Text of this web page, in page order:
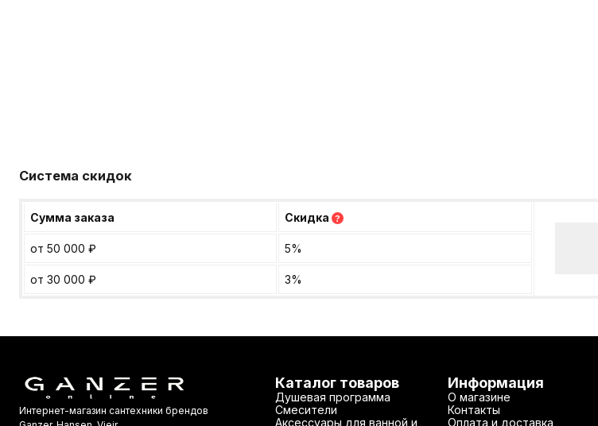
Система скидок
Сумма заказа Скидка ?
от 50 000 ₽ 5%
от 30 000 ₽ 3%
Интернет-магазин сантехники брендов
Каталог товаров
Душевая программа
Смесители
Аксессуары для ванной и
Информация
О магазине
Контакты
Оплата и доставка